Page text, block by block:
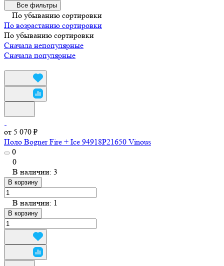
Все фильтры
По убыванию сортировки
По возрастанию сортировки
По убыванию сортировки
Сначала непопулярные
Сначала популярные
от 5 070 ₽
Поло Bogner Fire + Ice 94918P21650 Vinous
0
0
В наличии: 3
В корзину
В наличии: 1
В корзину